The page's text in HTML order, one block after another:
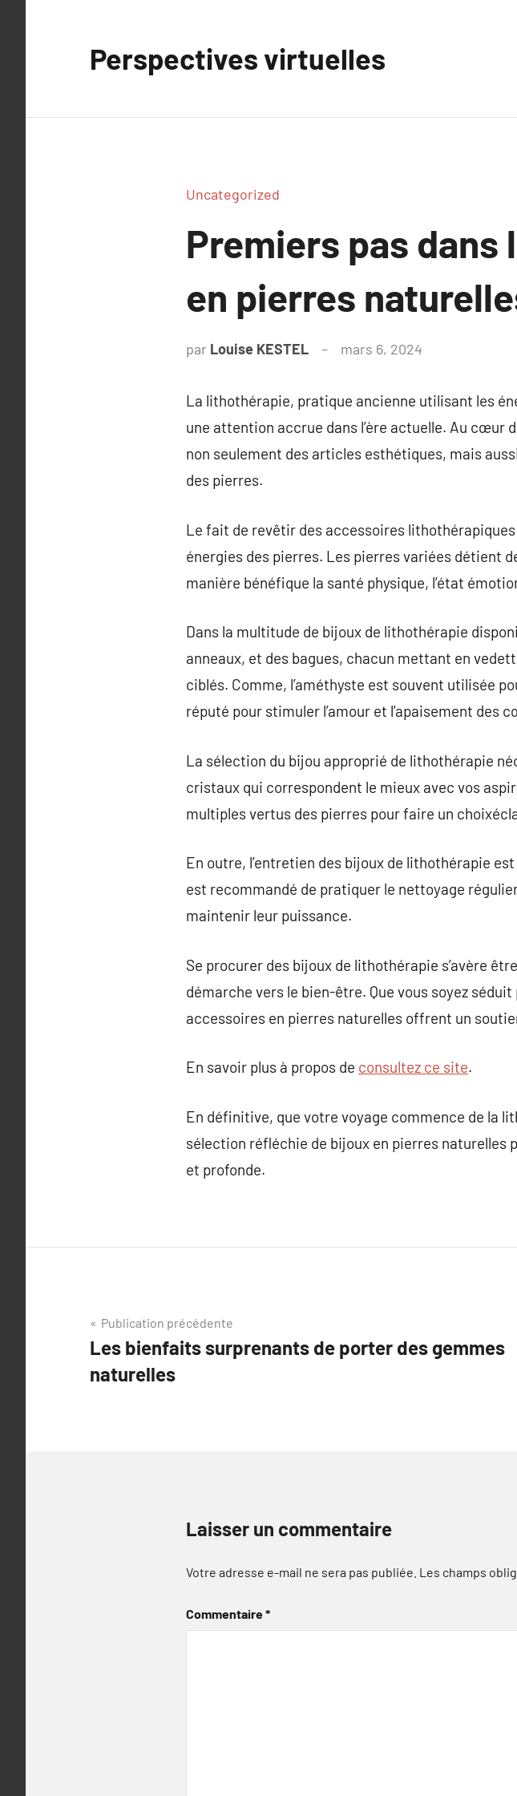
Perspectives virtuelles
Uncategorized
Premiers pas dans
en pierres
par Louise KESTEL mars 6, 2024
La lithothérapie, pratique ancienne utilisant les
une attention accrue dans l’ère actuelle. Au
non seulement des articles esthétiques, mais
des pierres.
Le fait de revêtir des accessoires
énergies des pierres. Les pierres variées détient
manière bénéfique la santé physique, l’état
Dans la multitude de bijoux de lithothérapie
anneaux, et des bagues, chacun mettant en
ciblés. Comme, l’améthyste est souvent utilisée
réputé pour stimuler l’amour et l’apaisement des
La sélection du bijou approprié de lithothérapie
cristaux qui correspondent le mieux avec vos
multiples vertus des pierres pour faire un
En outre, l’entretien des bijoux de lithothérapie
est recommandé de pratiquer le nettoyage
maintenir leur puissance.
Se procurer des bijoux de lithothérapie s’avère
démarche vers le bien-être. Que vous soyez
accessoires en pierres naturelles offrent un
En savoir plus à propos de consultez ce site.
En définitive, que votre voyage commence de la
sélection réfléchie de bijoux en pierres
et profonde.
Navigation
de
l’article
Publication précédente
Les bienfaits surprenants de porter des gemmes
naturelles
Laisser un commentaire
Votre adresse e-mail ne sera pas publiée. Les champs
Commentaire*